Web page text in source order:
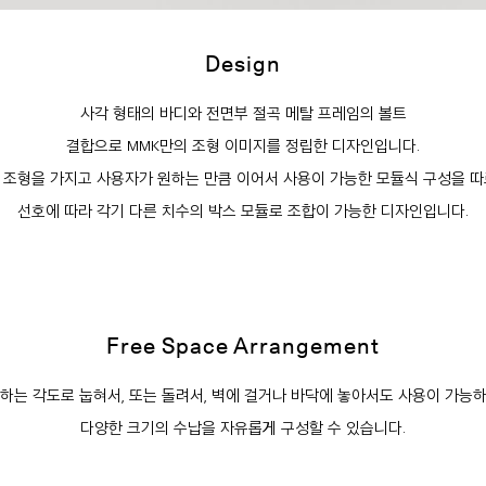
Design
사각 형태의 바디와 전면부 절곡 메탈 프레임의 볼트
결합으로 MMK만의 조형 이미지를 정립한 디자인입니다.
형을 가지고 사용자가 원하는 만큼 이어서 사용이 가능한 모듈식 구성을 따
선호에 따라 각기 다른 치수의 박스 모듈로 조합이 가능한 디자인입니다.
Free Space Arrangement
는 각도로 눕혀서, 또는 돌려서, 벽에 걸거나 바닥에 놓아서도 사용이 가능
다양한 크기의 수납을 자유롭게 구성할 수 있습니다.